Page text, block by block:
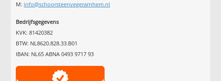
M: info@schoorsteenvegerarnhem.nl
Bedrijfsgegevens
KVK: 81420382
BTW: NL8620.828.33.B01
IBAN: NL65 ABNA 0493 9717 93